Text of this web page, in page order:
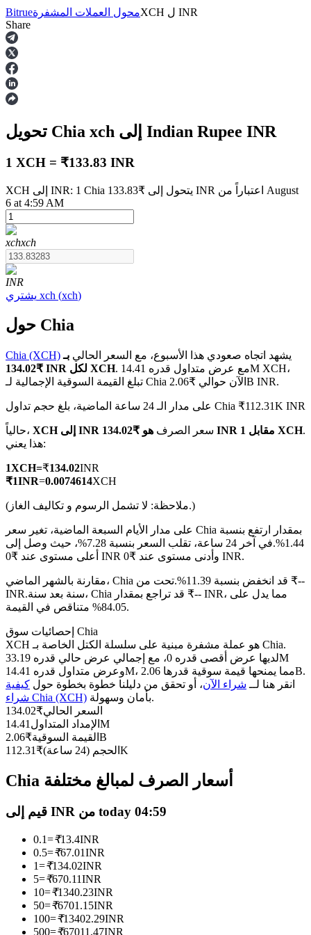
العقود الآجلة
العقود الآجلة لـ COIN-M
العقود الآجلة للعملات المشفرة
مشتقات الأسهم والعملات الأجنبية والمعادن الثمينة والسلع
العقود الآجلة باستخدام USDC كضمان
نسخ التداول
انضم إلى أفضل المتداولين
Bitrueمحول العملات المشفرةXCH ل INR
Share
تحويل Chia xch إلى Indian Rupee INR
1 XCH = ₹133.83 INR
XCH إلى INR: 1 Chia يتحول إلى ₹133.83 INR اعتباراً من August
6 at 4:59 AM
xchxch
INR
يشتري xch (xch)
حول Chia
Chia (XCH) يشهد اتجاه صعودي هذا الأسبوع، مع السعر الحالي بـ
₹134.02 INR لكل XCH. مع عرض متداول قدره 14.41M XCH،
تبلغ القيمة السوقية الإجمالية لـ Chia الآن حوالي ₹2.06B INR.
على مدار الـ 24 ساعة الماضية، بلغ حجم تداول Chia ₹112.31K INR
حالياً، XCH إلى INR سعر الصرف هو ₹134.02 INR مقابل 1 XCH.
هذا يعني:
1XCH=₹134.02INR
₹1INR=0.0074614XCH
(ملاحظة: لا تشمل الرسوم و تكاليف الغاز.)
على مدار الأيام السبعة الماضية، تغير سعر Chia بمقدار ارتفع بنسبة
1.44%.
في آخر 24 ساعة، تقلب السعر بنسبة 7.28%، حيث وصل إلى
أعلى مستوى عند ₹0 INR وأدنى مستوى عند ₹0 INR.
مقارنة بالشهر الماضي، Chia قد انخفض بنسبة 11.39%.تحت من ₹--
INR.سنة بعد سنة، Chia قد تراجع بمقدار ₹-- INR، مما يدل على
84.05% متناقص في القيمة.
إحصائيات سوق Chia
XCH هو عملة مشفرة مبنية على سلسلة الكتل الخاصة بـ Chia.
لديها عرض أقصى قدره 0، مع إجمالي عرض حالي قدره 33.19M
وعرض متداول قدره 14.41M، مما يمنحها قيمة سوقية قدرها 2.06B.
انقر هنا لــ شراء الآن، أو تحقق من دليلنا خطوة بخطوة حول كيفية
شراء Chia (XCH)
بأمان وسهولة.
السعر الحالي₹
134.02
الإمداد المتداول 14.41M
القيمة السوقية₹
2.06B
الحجم (24 ساعة)
₹ 112.31K
Chia أسعار الصرف لمبالغ مختلفة
قيم إلى INR من today 04:59
0.1=₹13.4INR
0.5=₹67.01INR
1=₹134.02INR
5=₹670.11INR
10=₹1340.23INR
50=₹6701.15INR
100=₹13402.29INR
500=₹67011.47INR